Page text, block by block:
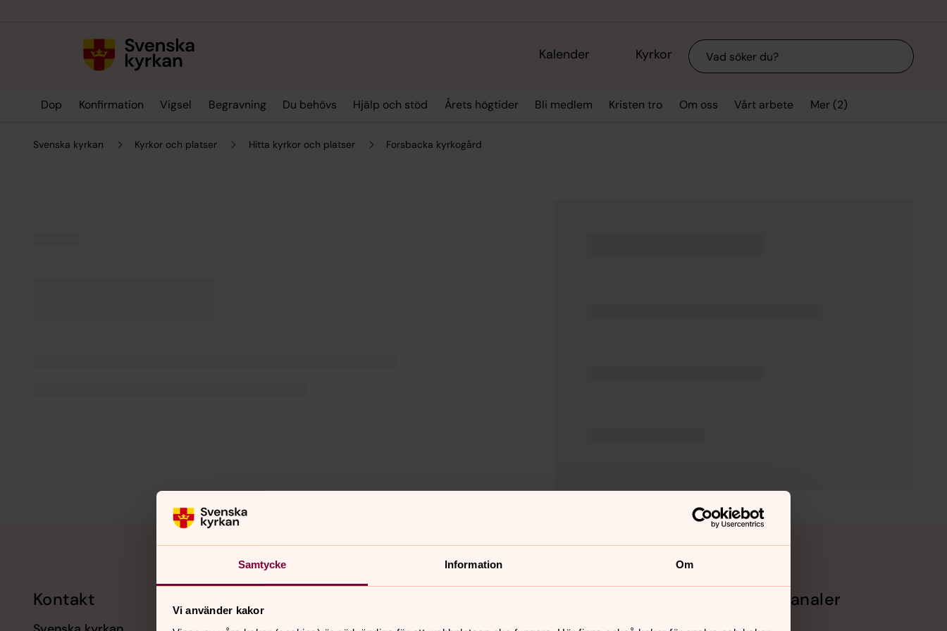
Samtycke Information Om
Vi använder kakor
Kalender Kyrkor Sök
Dop Konfirmation Vigsel Begravning Du behövs Hjälp och stöd Årets högtider Bli medlem Kristen tro Om oss Vårt arbete Mer (2)
Svenska kyrkan Kyrkor och platser Hitta kyrkor och platser Forsbacka kyrkogård
Kontakt Sociala kanaler